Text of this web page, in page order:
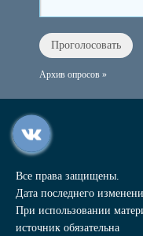
Архив опросов »
Все права защищены.
Дата последнего
При использовании
источник обязательна